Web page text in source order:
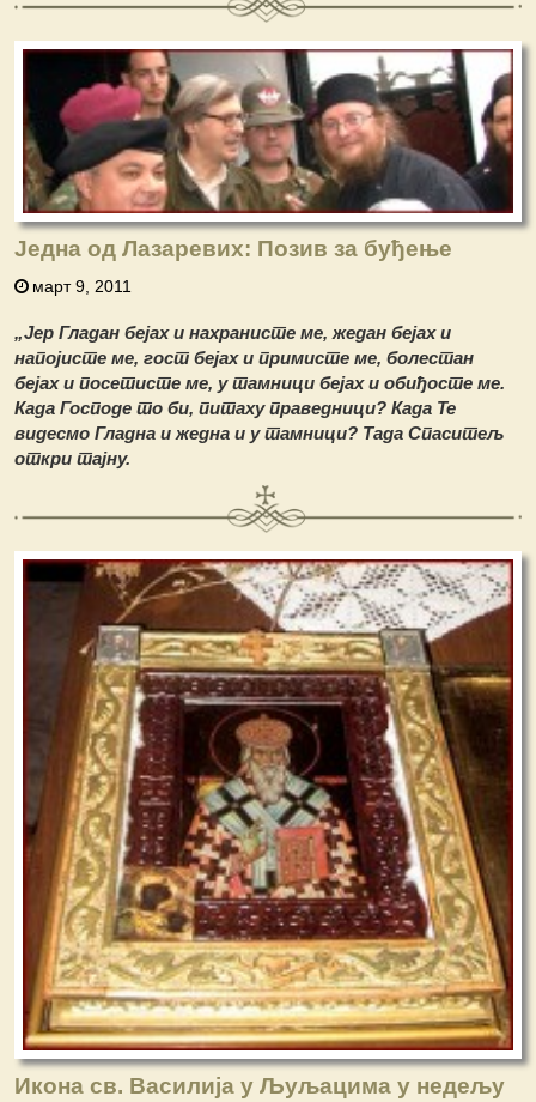
Једна од Лазаревих: Позив за буђење
март 9, 2011
„Јер Гладан бејах и нахранисте ме, жедан бејах и
напојисте ме, гост бејах и примисте ме, болестан
бејах и посетисте ме, у тамници бејах и обиђосте ме.
Када Господе то би, питаху праведници? Када Те
видесмо Гладна и жедна и у тамници? Тада Спаситељ
откри тајну.
Икона св. Василија у Љуљацима у недељу